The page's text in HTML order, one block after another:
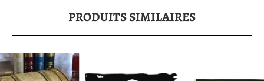
PRODUITS SIMILAIRES